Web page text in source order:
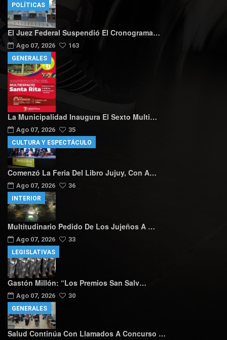
El Juez Federal Suspendió El Cronograma…
Ago 07, 2026 163
POLÍTICAS
La Municipalidad Inaugura El Sexto Multi…
Ago 07, 2026 35
GENERALES
Comenzó La Feria Del Libro Jujuy, Con A…
Ago 07, 2026 36
CULTURA Y ESPECTÁCULO
Multitudinario Pedido De Los Jujeños A …
Ago 07, 2026 33
INTERIOR
Gastón Millón: “Los Premios San Salv…
Ago 07, 2026 30
LEGISLATIVAS
Salud Continúa Con Llamados A Concurso …
GENERALES